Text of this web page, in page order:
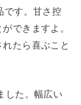
です。甘さ控
できますよ。
たら喜ぶこと
した。幅広い